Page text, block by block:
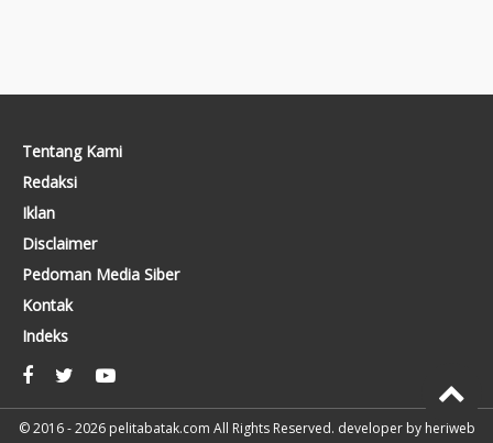
Tentang Kami
Redaksi
Iklan
Disclaimer
Pedoman Media Siber
Kontak
Indeks
© 2016 - 2026 pelitabatak.com All Rights Reserved. developer by heriweb